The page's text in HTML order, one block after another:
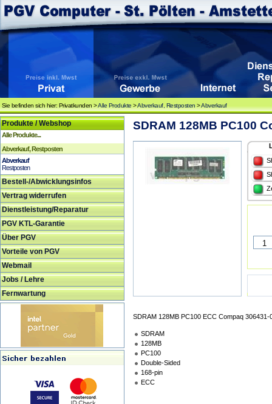
Sie befinden sich hier: Privatkunden >Alle Produkte >Abverkauf, Restposten >Abverkauf
Produkte / Webshop
Alle Produkte...
Abverkauf, Restposten
Abverkauf
Restposten
Bestell-/Abwicklungsinfos
Vertrag widerrufen
Dienstleistung/Reparatur
PGV KTL-Garantie
Über PGV
Vorteile von PGV
Webmail
Jobs / Lehre
Fernwartung
SDRAM 128MB PC100
SDRAM 128MB PC100 ECC Compaq 306431-
SDRAM
128MB
PC100
Double-Sided
168-pin
ECC